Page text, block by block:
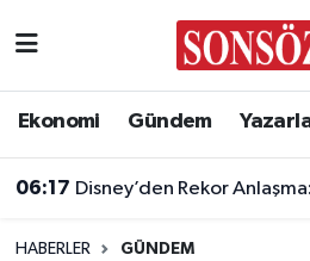
Ekonomi Gündem
06:17 Disney’den Rekor Anlaşma: Super
HABERLER GÜNDEM
Asayiş
Ankara Nöbetçi